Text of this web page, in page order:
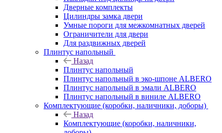
Дверные комплекты
Цилиндры замка двери
Умные пороги для межкомнатных дверей
Ограничители для двери
Для раздвижных дверей
Плинтус напольный
Назад
Плинтус напольный
Плинтус напольный в эко-шпоне ALBERO
Плинтус напольный в эмали ALBERO
Плинтус напольный в виниле ALBERO
Комплектующие (коробки, наличники, доборы)
Назад
Комплектующие (коробки, наличники,